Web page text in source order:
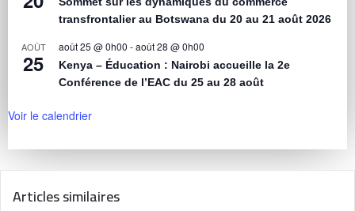
transfrontalier au Botswana du 20 au 21 août 2026
AOÛT
25
août 25 @ 0h00 -août 28 @ 0h00
Kenya – Éducation : Nairobi accueille la 2e
Conférence de l’EAC du 25 au 28 août
Voir le calendrier
Articles similaires